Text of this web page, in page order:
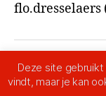
flo.dresselaers
© 2026Ik ben
Deze site
vindt, maar je kan